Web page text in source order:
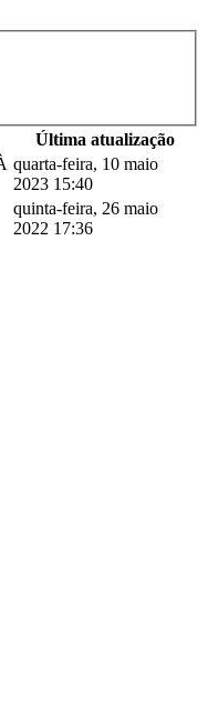
Última atualização
quarta-feira, 10 maio
2023 15:40
quinta-feira, 26 maio
2022 17:36